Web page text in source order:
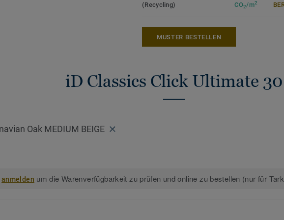
Hergestellt in Europa mit 20 %
Phthalatfrei und mit sehr niedrigen VOC-
anerkannten Standards.
(Recycling)
CO2/m2
MUSTER BESTELLEN
iD Classics Click Ultimate 30
Oak MEDIUM BEIGE
anmelden um die Warenverfügbarkeit zu prüfen und online zu bestellen (nur für